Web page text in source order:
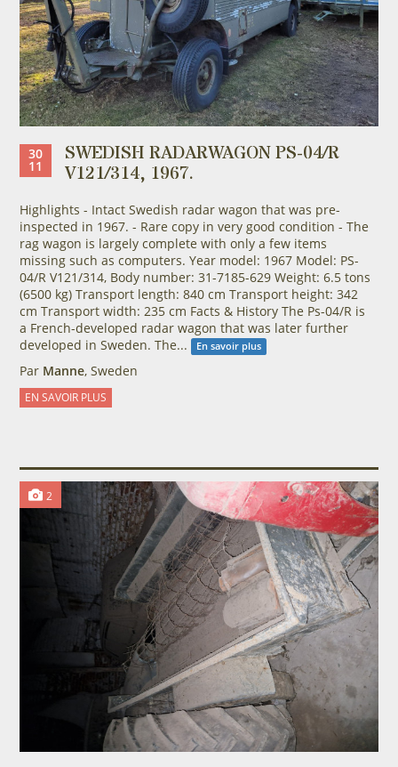
30
11 SWEDISH RADARWAGON PS-04/R
V121/314, 1967.
Highlights - Intact Swedish radar wagon that was pre-
inspected in 1967. - Rare copy in very good condition - The
rag wagon is largely complete with only a few items
missing such as computers. Year model: 1967 Model: PS-
04/R V121/314, Body number: 31-7185-629 Weight: 6.5 tons
(6500 kg) Transport length: 840 cm Transport height: 342
cm Transport width: 235 cm Facts & History The Ps-04/R is
a French-developed radar wagon that was later further
developed in Sweden. The...
En savoir plus
Par Manne, Sweden
EN SAVOIR PLUS
2